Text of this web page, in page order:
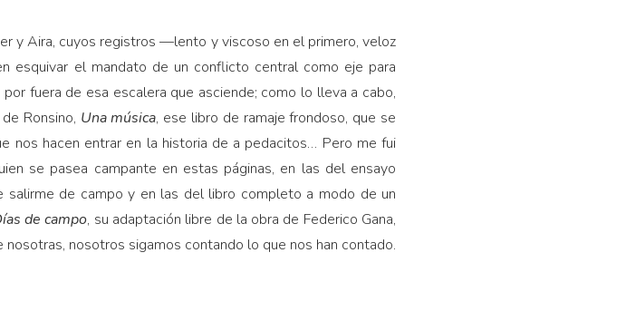
y Aira, cuyos registros —lento y viscoso en el primero, veloz
el mandato de un conflicto central como eje para
fuera de esa escalera que asciende; como lo lleva a cabo,
Ronsino, Una música, ese libro de ramaje frondoso, que se
nos hacen entrar en la historia de a pedacitos… Pero me fui
se pasea campante en estas páginas, en las del ensayo
de campo y en las del libro completo a modo de un
de campo, su adaptación libre de la obra de Federico Gana,
nosotros sigamos contando lo que nos han contado.